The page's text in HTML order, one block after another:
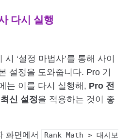
다시 실행
‘설정 마법사’를 통해 사이
설정을 도와줍니다. Pro 기
는 이를 다시 실행해, Pro 전
신 설정을 적용하는 것이 좋
화면에서
Rank Math > 대시보